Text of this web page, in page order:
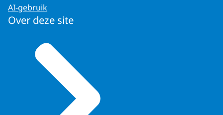
AI-gebruik
Over deze site